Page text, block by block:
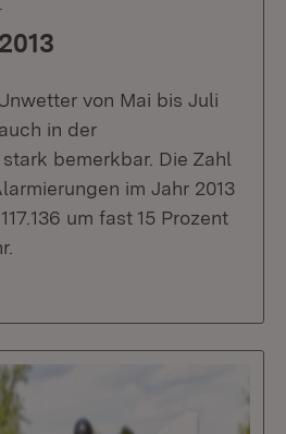
von Mai bis Juli
in der
bemerkbar. Die Zahl
im Jahr 2013
um fast 15 Prozent